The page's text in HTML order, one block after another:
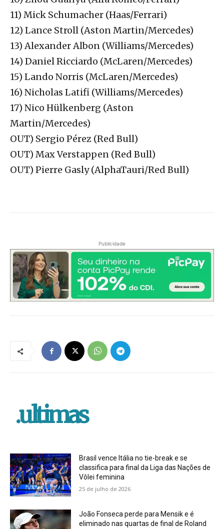
11) Mick Schumacher (Haas/Ferrari)
12) Lance Stroll (Aston Martin/Mercedes)
13) Alexander Albon (Williams/Mercedes)
14) Daniel Ricciardo (McLaren/Mercedes)
15) Lando Norris (McLaren/Mercedes)
16) Nicholas Latifi (Williams/Mercedes)
17) Nico Hülkenberg (Aston
Martin/Mercedes)
OUT) Sergio Pérez (Red Bull)
OUT) Max Verstappen (Red Bull)
OUT) Pierre Gasly (AlphaTauri/Red Bull)
Publicidade
.ultimas
Brasil vence Itália no tie-break e se
classifica para final da Liga das Nações de
Vôlei feminina
25 de julho de 2026
João Fonseca perde para Mensik e é
eliminado nas quartas de final de Roland